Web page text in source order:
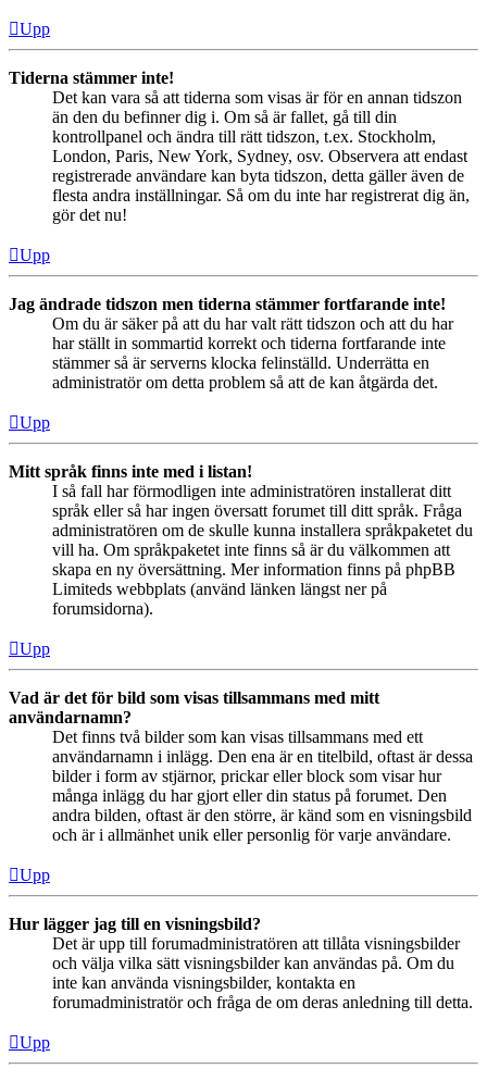
Upp
Tiderna stämmer inte!
Det kan vara så att tiderna som visas är för en annan tidszon
än den du befinner dig i. Om så är fallet, gå till din
kontrollpanel och ändra till rätt tidszon, t.ex. Stockholm,
London, Paris, New York, Sydney, osv. Observera att endast
registrerade användare kan byta tidszon, detta gäller även de
flesta andra inställningar. Så om du inte har registrerat dig än,
gör det nu!
Upp
Jag ändrade tidszon men tiderna stämmer fortfarande inte!
Om du är säker på att du har valt rätt tidszon och att du har
har ställt in sommartid korrekt och tiderna fortfarande inte
stämmer så är serverns klocka felinställd. Underrätta en
administratör om detta problem så att de kan åtgärda det.
Upp
Mitt språk finns inte med i listan!
I så fall har förmodligen inte administratören installerat ditt
språk eller så har ingen översatt forumet till ditt språk. Fråga
administratören om de skulle kunna installera språkpaketet du
vill ha. Om språkpaketet inte finns så är du välkommen att
skapa en ny översättning. Mer information finns på phpBB
Limiteds webbplats (använd länken längst ner på
forumsidorna).
Upp
Vad är det för bild som visas tillsammans med mitt
användarnamn?
Det finns två bilder som kan visas tillsammans med ett
användarnamn i inlägg. Den ena är en titelbild, oftast är dessa
bilder i form av stjärnor, prickar eller block som visar hur
många inlägg du har gjort eller din status på forumet. Den
andra bilden, oftast är den större, är känd som en visningsbild
och är i allmänhet unik eller personlig för varje användare.
Upp
Hur lägger jag till en visningsbild?
Det är upp till forumadministratören att tillåta visningsbilder
och välja vilka sätt visningsbilder kan användas på. Om du
inte kan använda visningsbilder, kontakta en
forumadministratör och fråga de om deras anledning till detta.
Upp